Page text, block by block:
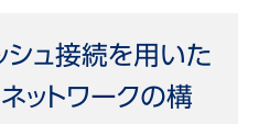
ュ接続を用いた
ットワークの構